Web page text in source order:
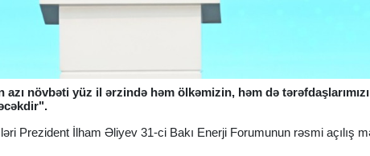
azı növbəti yüz il ərzində həm ölkəmizin, həm də
Prezident İlham Əliyev 31-ci Bakı Enerji Forumunun rəsmi açılış